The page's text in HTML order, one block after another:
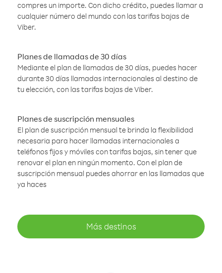
compres un importe. Con dicho crédito, puedes llamar a
cualquier número del mundo con las tarifas bajas de
Viber.
Planes de llamadas de 30 días
Mediante el plan de llamadas de 30 días, puedes hacer
durante 30 días llamadas internacionales al destino de
tu elección, con las tarifas bajas de Viber.
Planes de suscripción mensuales
El plan de suscripción mensual te brinda la flexibilidad
necesaria para hacer llamadas internacionales a
teléfonos fijos y móviles con tarifas bajas, sin tener que
renovar el plan en ningún momento. Con el plan de
suscripción mensual puedes ahorrar en las llamadas que
ya haces
Más destinos